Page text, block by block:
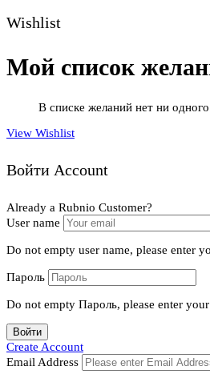
Wishlist
Мой список
В списке желаний нет ни одного
View Wishlist
Войти Account
Already a Rubnio Customer?
User name
Do not empty user name, please enter
Пароль
Do not empty Пароль, please enter
Войти
Create Account
Email Address